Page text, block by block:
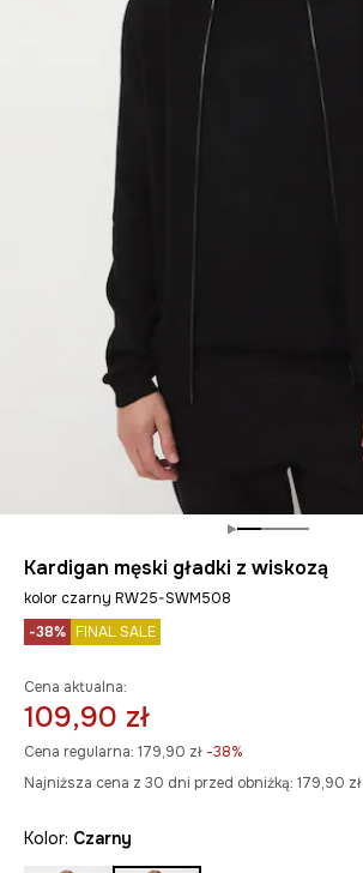
Kardigan męski gładki z wiskozą
kolor czarny RW25-SWM508
-38% FINAL SALE
Cena aktualna:
109,90 zł
Cena regularna: 179,90 zł -38%
Najniższa cena z 30 dni przed obniżką: 179,90 zł
Kolor: czarny